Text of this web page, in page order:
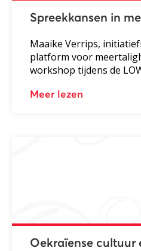
Spreekkansen in
Maaike Verrips,
platform voor
workshop tijdens de
Meer lezen
Oekraïense cultuur